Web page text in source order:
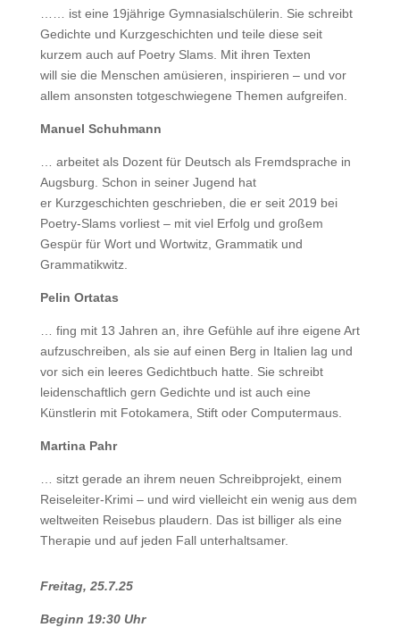
…… ist eine 19jährige Gymnasialschülerin. Sie schreibt
Gedichte und Kurzgeschichten und teile diese seit
kurzem auch auf Poetry Slams. Mit ihren Texten
will sie die Menschen amüsieren, inspirieren – und vor
allem ansonsten totgeschwiegene Themen aufgreifen.
Manuel Schuhmann
… arbeitet als Dozent für Deutsch als Fremdsprache in
Augsburg. Schon in seiner Jugend hat
er Kurzgeschichten geschrieben, die er seit 2019 bei
Poetry-Slams vorliest – mit viel Erfolg und großem
Gespür für Wort und Wortwitz, Grammatik und
Grammatikwitz.
Pelin Ortatas
… fing mit 13 Jahren an, ihre Gefühle auf ihre eigene Art
aufzuschreiben, als sie auf einen Berg in Italien lag und
vor sich ein leeres Gedichtbuch hatte. Sie schreibt
leidenschaftlich gern Gedichte und ist auch eine
Künstlerin mit Fotokamera, Stift oder Computermaus.
Martina Pahr
… sitzt gerade an ihrem neuen Schreibprojekt, einem
Reiseleiter-Krimi – und wird vielleicht ein wenig aus dem
weltweiten Reisebus plaudern. Das ist billiger als eine
Therapie und auf jeden Fall unterhaltsamer.
Freitag, 25.7.25
Beginn 19:30 Uhr